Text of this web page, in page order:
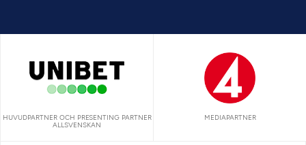
HUVUDPARTNER OCH PRESENTING PARTNER
ALLSVENSKAN
MEDIAPARTNER